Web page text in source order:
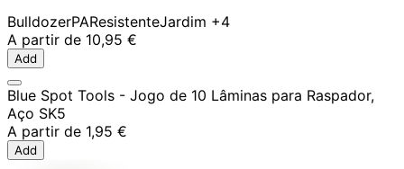
BulldozerPAResistenteJardim +4
A partir de 10,95 €
Add
Blue Spot Tools - Jogo de 10 Lâminas para Raspador,
Aço SK5
A partir de 1,95 €
Add